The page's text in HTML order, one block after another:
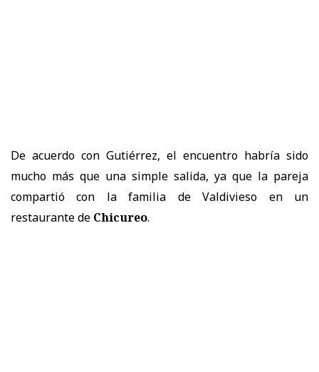
De acuerdo con Gutiérrez, el encuentro habría sido
mucho más que una simple salida, ya que la pareja
compartió con la familia de Valdivieso en un
restaurante de Chicureo.